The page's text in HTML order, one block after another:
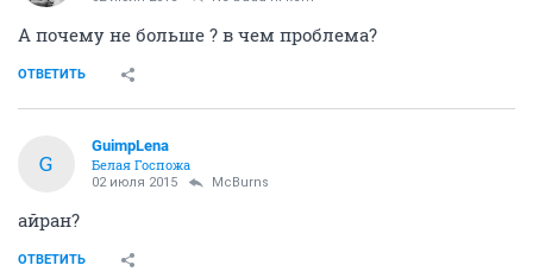
А почему не больше ? в чем проблема?
ОТВЕТИТЬ
G
GuimpLena
Белая Госпожа
02 июля 2015 McBurns
айран?
ОТВЕТИТЬ